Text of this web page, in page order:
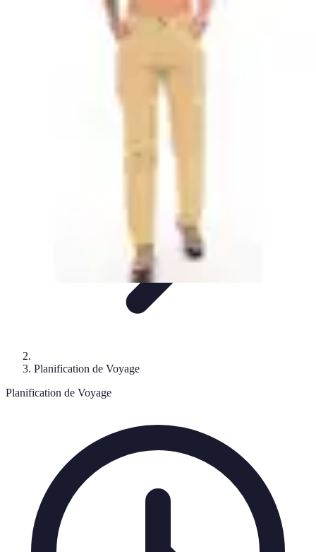
Sécurité en voyageVoyage Écoresponsable
Conseils Pratiques
Planification de Voyage
Planification de Voyage